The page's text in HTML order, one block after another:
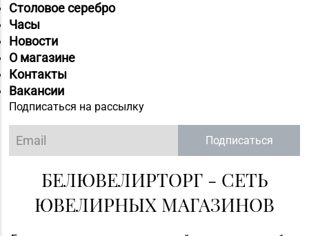
Столовое серебро
Часы
Новости
О магазине
Контакты
Вакансии
Подписаться на рассылку
Подписаться
БЕЛЮВЕЛИРТОРГ - СЕТЬ
ЮВЕЛИРНЫХ МАГАЗИНОВ